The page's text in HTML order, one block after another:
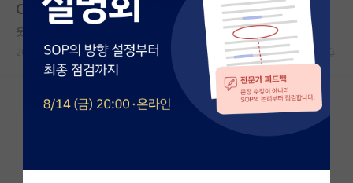
커뮤니티
커뮤니티 홈
전체글보기
베스트 게시판
자유 게시판(아무개랩)
OL
웃는 로버트 보일
2026.06.02 0 531